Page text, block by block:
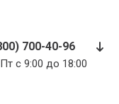
700-40-96
с 9:00 до 18:00